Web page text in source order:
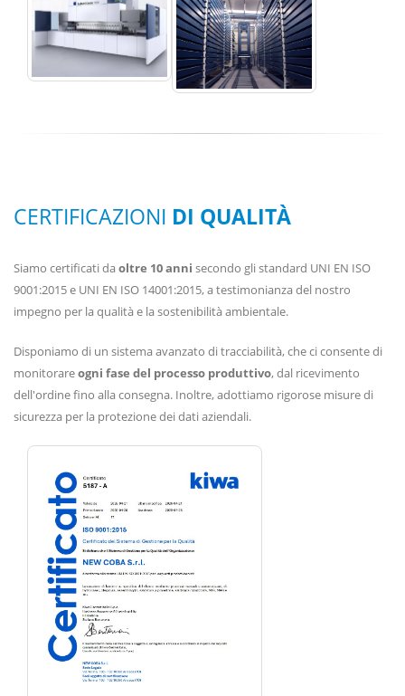
CERTIFICAZIONI DI QUALITÀ
Siamo certificati daoltre 10 anni secondo gli standard UNI EN ISO
9001:2015 e UNI EN ISO 14001:2015, a testimonianza del nostro
impegno per la qualità e la sostenibilità ambientale.
Disponiamo di un sistema avanzato di tracciabilità, che ci consente di
monitorareogni fase del processo produttivo, dal ricevimento
dell'ordine fino alla consegna. Inoltre, adottiamo rigorose misure di
sicurezza per la protezione dei dati aziendali.